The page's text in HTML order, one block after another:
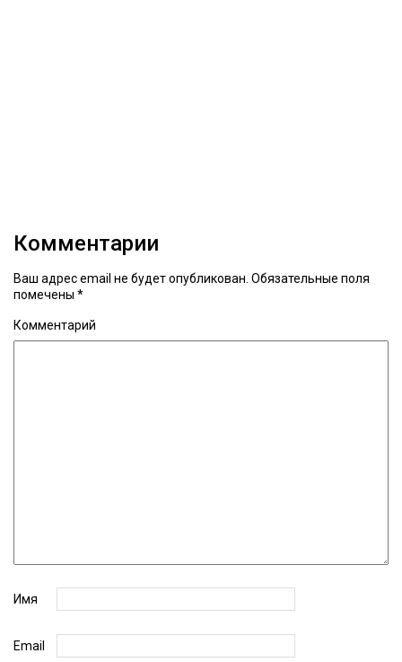
Комментарии
Ваш адрес email не будет опубликован. Обязательные поля
помечены *
Комментарий
Имя
Email